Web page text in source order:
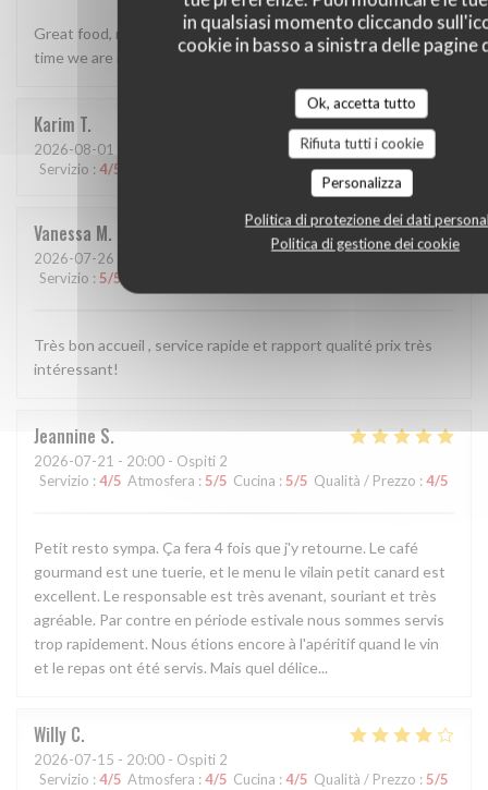
in qualsiasi momento cliccando
cookie in basso a sinistra delle pagine
Ok, accetta tutto
Rifiuta tutti i cookie
Personalizza
Politica di protezione dei dati
Politica di gestione dei cookie
Great food, really lovely staff. Perfect for us - we visit every
time we are in Tours now.
Karim T
2026-08-01
Servizio : 4/5 Qualità / Prezzo
Vanessa M
2026-07-26
Servizio : 5/5
Très bon accueil , service rapide et rapport qualité prix très
intéressant!
Jeannine S
2026-07-21 - 20:00 - Ospiti 2
Servizio : 4/5 Atmosfera : 5/5 Cucina : 5/5 Qualità / Prezzo : 4/5
Petit resto sympa. Ça fera 4 fois que j'y retourne. Le café
gourmand est une tuerie, et le menu le vilain petit canard est
excellent. Le responsable est très avenant, souriant et très
agréable. Par contre en période estivale nous sommes servis
trop rapidement. Nous étions encore à l'apéritif quand le vin
et le repas ont été servis. Mais quel délice...
Willy C
2026-07-15 - 20:00 - Ospiti 2
Servizio : 4/5 Atmosfera : 4/5 Cucina : 4/5 Qualità / Prezzo : 5/5